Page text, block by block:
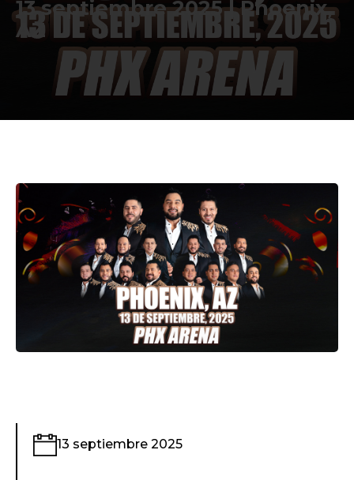
13 septiembre 2025 | Phoenix,
AZ
13 septiembre 2025